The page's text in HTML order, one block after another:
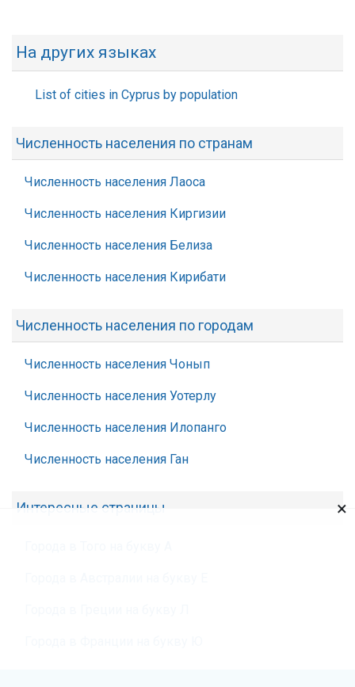
На других языках
List of cities in Cyprus by population
Численность населения по странам
Численность населения Лаоса
Численность населения Киргизии
Численность населения Белиза
Численность населения Кирибати
Численность населения по городам
Численность населения Чонып
Численность населения Уотерлу
Численность населения Илопанго
Численность населения Ган
Интересные страницы ×